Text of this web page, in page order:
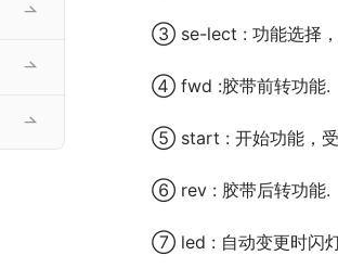
③ se-lect : 功能选择
	④ fwd :胶带前转功能.
⑤ start : 开始功能，
	⑥ rev : 胶带后转功能.
⑦ led : 自动变更时闪